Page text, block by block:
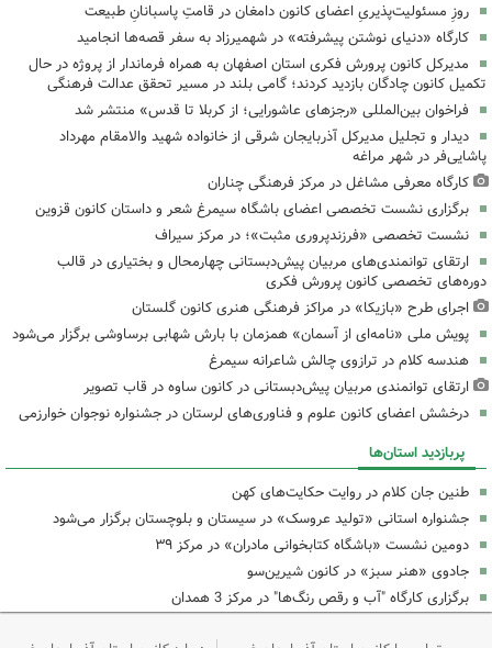
روزِ مسئولیت‌پذیریِ اعضای کانون دامغان در قامتِ پاسبانانِ طبیعت
کارگاه «دنیای نوشتن پیشرفته» در شهمیرزاد به سفر قصه‌ها انجامید
مدیرکل کانون پرورش فکری استان اصفهان به همراه فرماندار از پروژه در حال
تکمیل کانون چادگان بازدید کردند؛ گامی بلند در مسیر تحقق عدالت فرهنگی
فراخوان بین‌المللی «رجزهای عاشورایی؛ از کربلا تا قدس» منتشر شد
دیدار و تجلیل مدیرکل آذربایجان شرقی از خانواده شهید والامقام مهرداد
پاشایی‌فر در شهر مراغه
کارگاه معرفی مشاغل در مرکز فرهنگی چناران
برگزاری نشست تخصصی اعضای باشگاه سیمرغ شعر و داستان کانون قزوین
نشست تخصصی «فرزندپروری مثبت»؛ در مرکز سیراف
ارتقای توانمندی‌های مربیان پیش‌دبستانی چهارمحال و بختیاری در قالب
دوره‌های تخصصی کانون پرورش فکری
اجرای طرح «بازیکا» در مراکز فرهنگی هنری کانون گلستان
پویش ملی «نامه‌ای از آسمان» همزمان با بارش شهابی برساوشی برگزار می‌شود
هندسه کلام در ترازوی چالش شاعرانه سیمرغ
ارتقای توانمندی مربیان پیش‌دبستانی در کانون ساوه در قاب تصویر
درخشش اعضای کانون علوم و فناوری‌های لرستان در جشنواره نوجوان خوارزمی
پربازدید استان‌ها
طنین جان کلام در روایت حکایت‌های کهن
جشنواره استانی «تولید عروسک» در سیستان و بلوچستان برگزار می‌شود
دومین نشست «باشگاه کتابخوانی مادران» در مرکز ۳۹
جادوی «هنر سبز» در کانون شیرین‌سو
برگزاری کارگاه "آب و رقص رنگ‌ها" در مرکز 3 همدان